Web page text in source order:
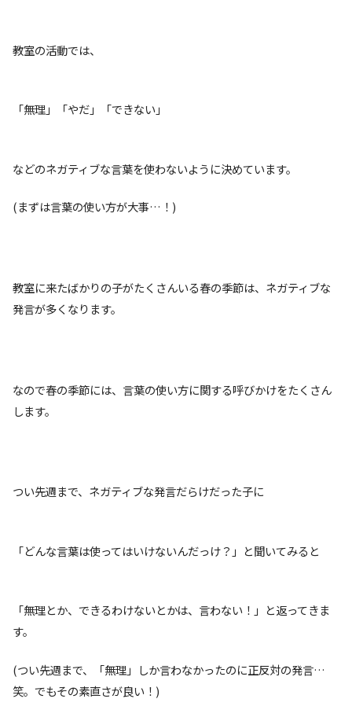
教室の活動では、
「無理」「やだ」「できない」
などのネガティブな言葉を使わないように決めています。
(まずは言葉の使い方が大事…！)
教室に来たばかりの子がたくさんいる春の季節は、ネガティブな
発言が多くなります。
なので春の季節には、言葉の使い方に関する呼びかけをたくさん
します。
つい先週まで、ネガティブな発言だらけだった子に
「どんな言葉は使ってはいけないんだっけ？」と聞いてみると
「無理とか、できるわけないとかは、言わない！」と返ってきま
す。
(つい先週まで、「無理」しか言わなかったのに正反対の発言…
笑。でもその素直さが良い！)